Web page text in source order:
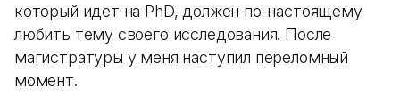
который идет на PhD, должен по-настоящему
любить тему своего исследования. После
магистратуры у меня наступил переломный
момент.